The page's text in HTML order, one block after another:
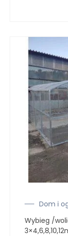
Dom i
Wybieg /